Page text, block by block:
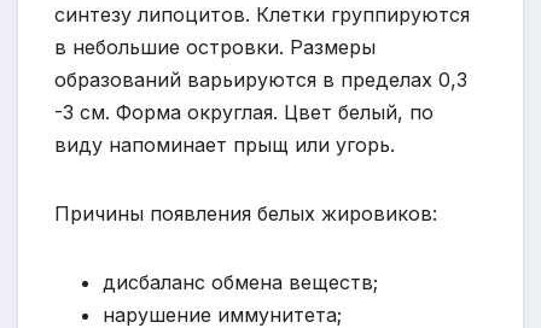
синтезу липоцитов. Клетки группируются
в небольшие островки. Размеры
образований варьируются в пределах 0,3
-3 см. Форма округлая. Цвет белый, по
виду напоминает прыщ или угорь.
Причины появления белых жировиков:
дисбаланс обмена веществ;
нарушение иммунитета;